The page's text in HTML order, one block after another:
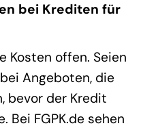
bei Krediten für
Kosten offen. Seien
Angeboten, die
bevor der Kredit
Bei FGPK.de sehen